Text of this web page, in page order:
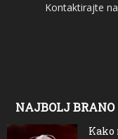
Kontaktirajte
NAJBOLJ BRANO
Kako